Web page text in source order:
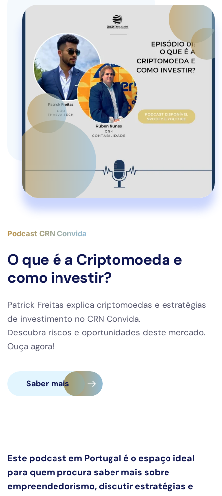
Podcast CRN Convida
O que é a Criptomoeda e
como investir?
Patrick Freitas explica criptomoedas e estratégias
de investimento no CRN Convida.
Descubra riscos e oportunidades deste mercado.
Ouça agora!
Saber mais
Este podcast em Portugal é o espaço ideal
para quem procura saber mais sobre
empreendedorismo, discutir estratégias e